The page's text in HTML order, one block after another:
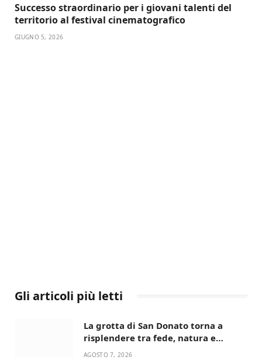
Successo straordinario per i giovani talenti del
territorio al festival cinematografico
GIUGNO 5, 2026
Gli articoli più letti
La grotta di San Donato torna a
risplendere tra fede, natura e
devozione
AGOSTO 7, 2026